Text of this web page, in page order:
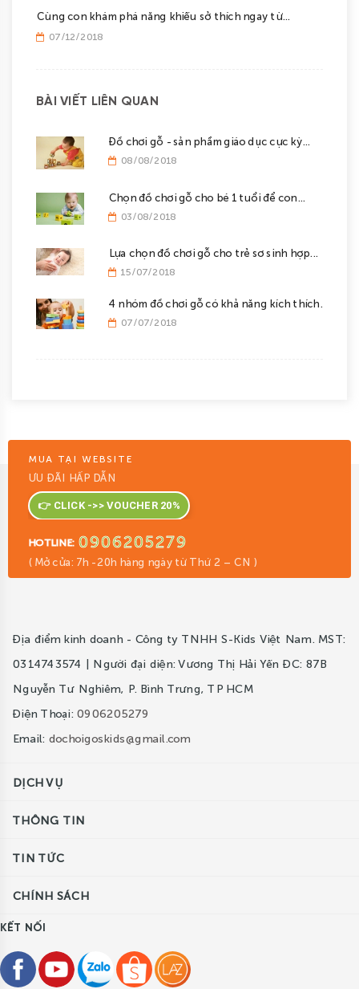
Cùng con khám phá năng khiếu sở thích ngay từ...
07/12/2018
BÀI VIẾT LIÊN QUAN
Đồ chơi gỗ - sản phẩm giáo dục cực kỳ...
08/08/2018
Chọn đồ chơi gỗ cho bé 1 tuổi để con...
03/08/2018
Lựa chọn đồ chơi gỗ cho trẻ sơ sinh hợp...
15/07/2018
4 nhóm đồ chơi gỗ có khả năng kích thích...
07/07/2018
MUA TẠI WEBSITE
ƯU ĐÃI HẤP DẪN
👉 CLICK ->> VOUCHER 20%
HOTLINE: 0906205279
( Mở cửa: 7h -20h hàng ngày từ Thứ 2 – CN )
Địa điểm kinh doanh - Công ty TNHH S-Kids Việt Nam. MST:
0314743574 | Người đại diện: Vương Thị Hải Yến ĐC: 87B
Nguyễn Tư Nghiêm, P. Bình Trưng, TP HCM
Điện Thoại: 0906205279
Email: dochoigoskids@gmail.com
DỊCH VỤ
THÔNG TIN
TIN TỨC
CHÍNH SÁCH
KẾT NỐI